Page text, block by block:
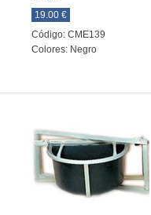
19.00 €
Código: CME139
Colores: Negro